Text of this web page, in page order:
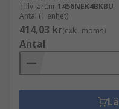
Tillv. art.nr 1456NEK4BKBU
Antal (1 enhet)
414,03 kr(exkl. moms)
Antal